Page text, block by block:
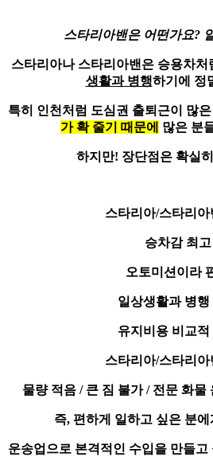
스타리아밴은 어떤가요?
스타리아나 스타리아밴은 승용차처
생활과 병행하기에 정
특히 인천처럼 도심권 출퇴근이 많
가 확 줄기 때문에
많은 분
하지만! 장단점은 확실
스타리아/스타리아
승차감 최고
오토미션이라
일상생활과 병행
유지비용 비교적
스타리아/스타리아
물량 적음 / 큰 짐 불가 / 전문 화물
즉, 편하게 일하고 싶은 분
운송업으로 본격적인 수입을 만들